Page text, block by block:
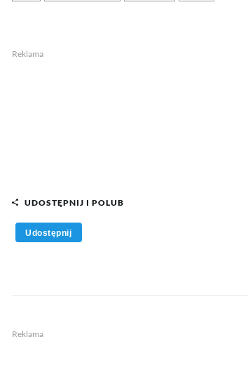
Reklama
UDOSTĘPNIJ I POLUB
Udostępnij
Reklama